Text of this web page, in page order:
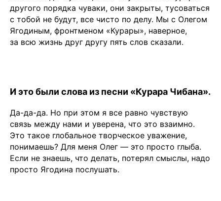
другого порядка чуваки, они закрыты, тусоваться
с тобой не будут, все чисто по делу. Мы с Олегом
Ягодиным, фронтменом «Курары», наверное,
за всю жизнь друг другу пять слов сказали.
И это были слова из песни «Курара Чибана».
Да-да-да. Но при этом я все равно чувствую
связь между нами и уверена, что это взаимно.
Это такое глобальное творческое уважение,
понимаешь? Для меня Олег — это просто глыба.
Если не знаешь, что делать, потерял смыслы, надо
просто Ягодина послушать.